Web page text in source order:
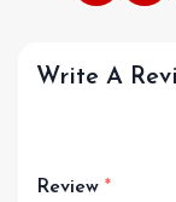
Write A
Review